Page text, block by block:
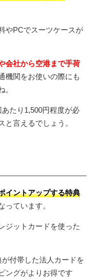
やPCでスーツケースが
会社から空港まで手荷
機関をお使いの際にも
。
たり1,500円程度が必
言えるでしょう。
イントアップする特典
っています。
ジットカードを使った
付帯した法人カードを
ングがよりお得です